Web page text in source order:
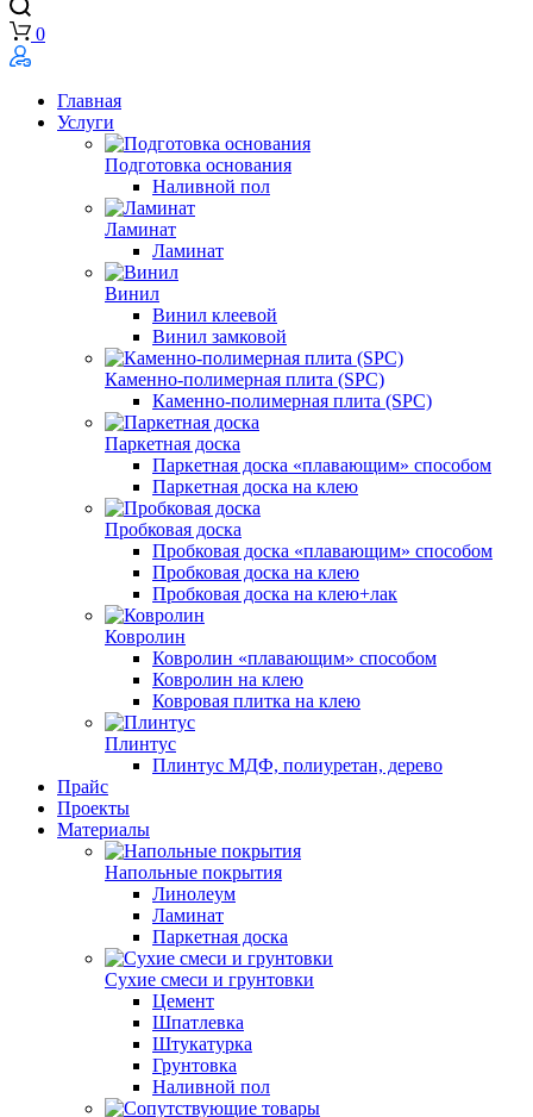
0
Главная
Услуги
Подготовка основания
Наливной пол
Ламинат
Ламинат
Винил
Винил клеевой
Винил замковой
Каменно-полимерная плита (SPC)
Каменно-полимерная плита (SPC)
Паркетная доска
Паркетная доска «плавающим» способом
Паркетная доска на клею
Пробковая доска
Пробковая доска «плавающим» способом
Пробковая доска на клею
Пробковая доска на клею+лак
Ковролин
Ковролин «плавающим» способом
Ковролин на клею
Ковровая плитка на клею
Плинтус
Плинтус МДФ, полиуретан, дерево
Прайс
Проекты
Материалы
Напольные покрытия
Линолеум
Ламинат
Паркетная доска
Сухие смеси и грунтовки
Цемент
Шпатлевка
Штукатурка
Грунтовка
Наливной пол